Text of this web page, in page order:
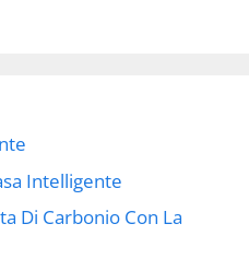
Intelligente
Di Carbonio Con La